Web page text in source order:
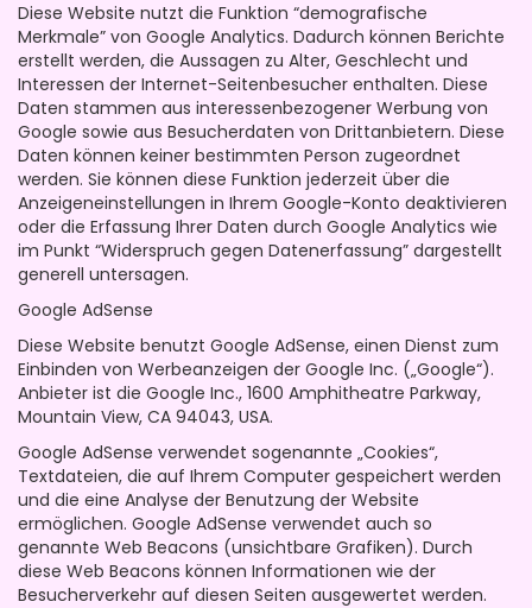
Diese Website nutzt die Funktion “demografische
Merkmale” von Google Analytics. Dadurch können Berichte
erstellt werden, die Aussagen zu Alter, Geschlecht und
Interessen der Internet-Seitenbesucher enthalten. Diese
Daten stammen aus interessenbezogener Werbung von
Google sowie aus Besucherdaten von Drittanbietern. Diese
Daten können keiner bestimmten Person zugeordnet
werden. Sie können diese Funktion jederzeit über die
Anzeigeneinstellungen in Ihrem Google-Konto deaktivieren
oder die Erfassung Ihrer Daten durch Google Analytics wie
im Punkt “Widerspruch gegen Datenerfassung” dargestellt
generell untersagen.
Google AdSense
Diese Website benutzt Google AdSense, einen Dienst zum
Einbinden von Werbeanzeigen der Google Inc. („Google“).
Anbieter ist die Google Inc., 1600 Amphitheatre Parkway,
Mountain View, CA 94043, USA.
Google AdSense verwendet sogenannte „Cookies“,
Textdateien, die auf Ihrem Computer gespeichert werden
und die eine Analyse der Benutzung der Website
ermöglichen. Google AdSense verwendet auch so
genannte Web Beacons (unsichtbare Grafiken). Durch
diese Web Beacons können Informationen wie der
Besucherverkehr auf diesen Seiten ausgewertet werden.